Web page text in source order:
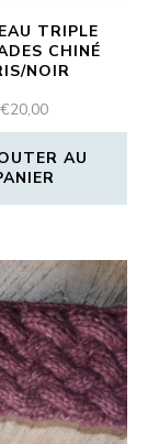
TRIPLE
CHINÉ
NOIR
€20,00
AU